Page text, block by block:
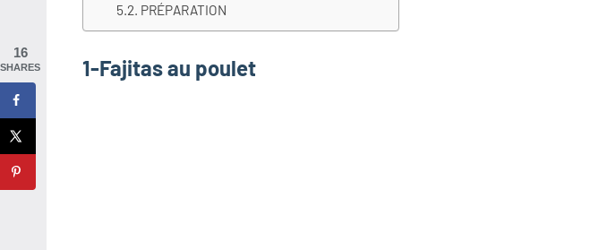
PRÉPARATION
1-Fajitas au poulet
16
SHARES